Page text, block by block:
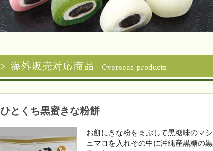
ひとくち黒蜜きな粉餅
お餅にきな粉をまぶして黒糖味のマシ
ュマロを入れその中に沖縄産黒糖の黒